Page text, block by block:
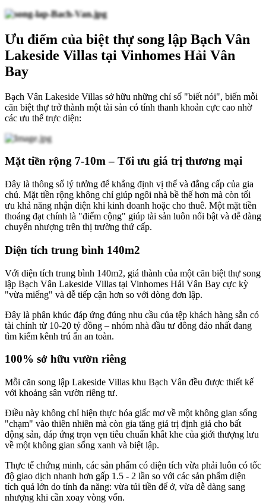
Ưu điểm của biệt thự song lập Bạch Vân
Lakeside Villas tại Vinhomes Hải Vân
Bay
Bạch Vân Lakeside Villas sở hữu những chỉ số "biết nói", biến mỗi
căn biệt thự trở thành một tài sản có tính thanh khoản cực cao nhờ
các ưu thế trực diện:
Mặt tiền rộng 7-10m – Tối ưu giá trị thương mại
Đây là thông số lý tưởng để khẳng định vị thế và đẳng cấp của gia
chủ. Mặt tiền rộng không chỉ giúp ngôi nhà bề thế hơn mà còn tối
ưu khả năng nhận diện khi kinh doanh hoặc cho thuê. Một mặt tiền
thoáng đạt chính là "điểm cộng" giúp tài sản luôn nổi bật và dễ dàng
chuyển nhượng trên thị trường thứ cấp.
Diện tích trung bình 140m2
Với diện tích trung bình 140m2, giá thành của một căn biệt thự song
lập Bạch Vân Lakeside Villas tại Vinhomes Hải Vân Bay cực kỳ
"vừa miếng" và dễ tiếp cận hơn so với dòng đơn lập.
Đây là phân khúc đáp ứng đúng nhu cầu của tệp khách hàng sẵn có
tài chính từ 10-20 tỷ đồng – nhóm nhà đầu tư đông đảo nhất đang
tìm kiếm kênh trú ẩn an toàn.
100% sở hữu vườn riêng
Mỗi căn song lập Lakeside Villas khu Bạch Vân đều được thiết kế
với khoảng sân vườn riêng tư.
Điều này không chỉ hiện thực hóa giấc mơ về một không gian sống
"chạm" vào thiên nhiên mà còn gia tăng giá trị định giá cho bất
động sản, đáp ứng trọn vẹn tiêu chuẩn khắt khe của giới thượng lưu
về một không gian sống xanh và biệt lập.
Thực tế chứng minh, các sản phẩm có diện tích vừa phải luôn có tốc
độ giao dịch nhanh hơn gấp 1.5 - 2 lần so với các sản phẩm diện
tích quá lớn do tính đa năng: vừa túi tiền để ở, vừa dễ dàng sang
nhượng khi cần xoay vòng vốn.